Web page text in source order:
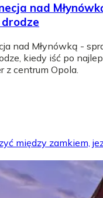
nad
nad Młynówką -
kiedy iść po
z centrum Opola.
między zamkiem,